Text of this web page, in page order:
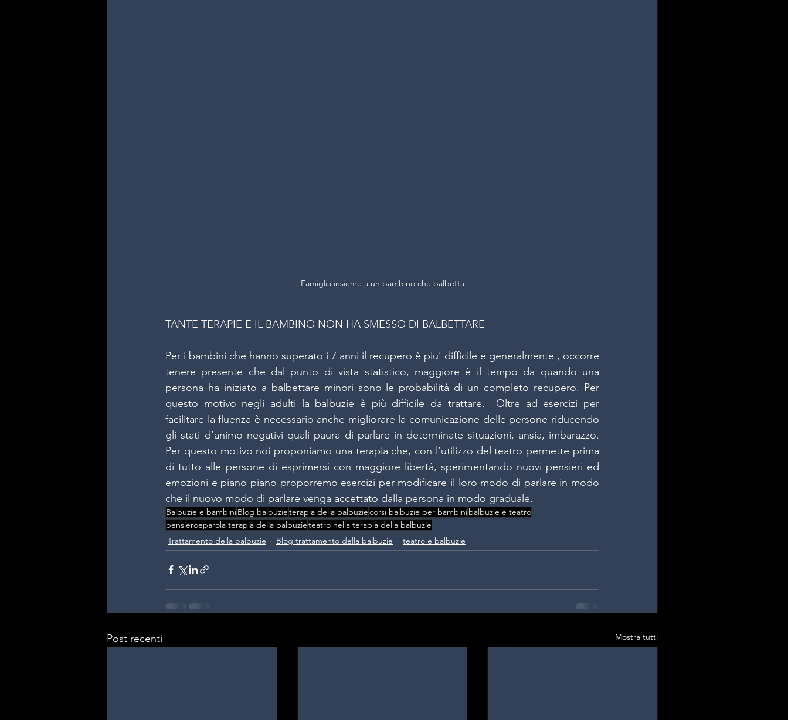
Famiglia insieme a un bambino che balbetta
TANTE TERAPIE E IL BAMBINO NON HA SMESSO DI BALBETTARE
Per i bambini che hanno superato i 7 anni il recupero è piu’ difficile e generalmente , occorre
tenere presente che dal punto di vista statistico, maggiore è il tempo da quando una
persona ha iniziato a balbettare minori sono le probabilità di un completo recupero. Per
questo motivo negli adulti la balbuzie è più difficile da trattare.  Oltre ad esercizi per
facilitare la fluenza è necessario anche migliorare la comunicazione delle persone riducendo
gli stati d’animo negativi quali paura di parlare in determinate situazioni, ansia, imbarazzo.
Per questo motivo noi proponiamo una terapia che, con l’utilizzo del teatro permette prima
di tutto alle persone di esprimersi con maggiore libertà, sperimentando nuovi pensieri ed
emozioni e piano piano proporremo esercizi per modificare il loro modo di parlare in modo
che il nuovo modo di parlare venga accettato dalla persona in modo graduale.
Balbuzie e bambiniBlog balbuzieterapia della balbuziecorsi balbuzie per bambinibalbuzie e teatro
pensieroeparola terapia della balbuzieteatro nella terapia della balbuzie
Trattamento della balbuzie
Blog trattamento della balbuzie teatro e balbuzie
Post recenti Mostra tutti